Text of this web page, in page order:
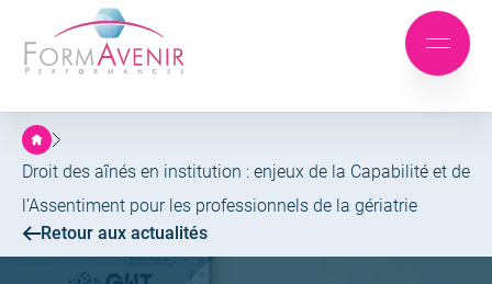
Aller
au
menu
Aller
au
contenu
Formavenir
Performances
Mobile
menu
Droit des aînés en institution : enjeux de la Capabilité et de
l’Assentiment pour les professionnels de la gériatrie
Retour aux actualités